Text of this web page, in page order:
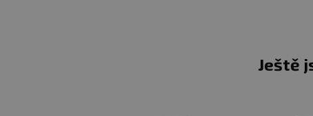
Ještě